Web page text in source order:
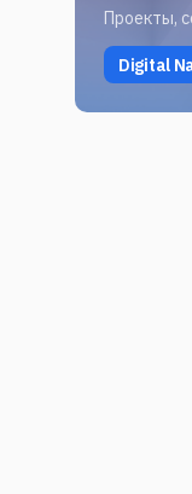
Проекты,
Digital